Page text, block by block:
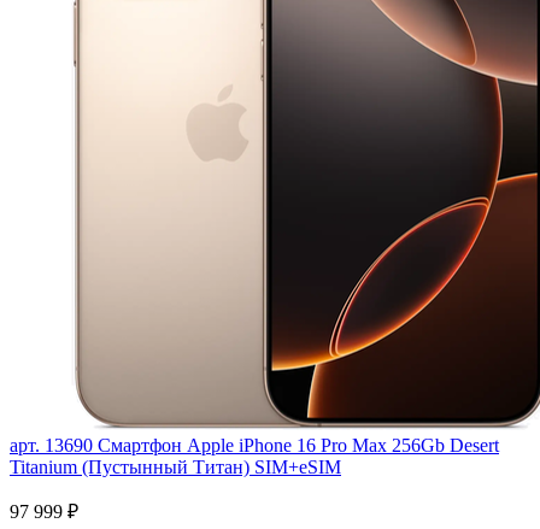
арт. 13690 Смартфон Apple iPhone 16 Pro Max 256Gb Desert
Titanium (Пустынный Титан) SIM+eSIM
97 999 ₽